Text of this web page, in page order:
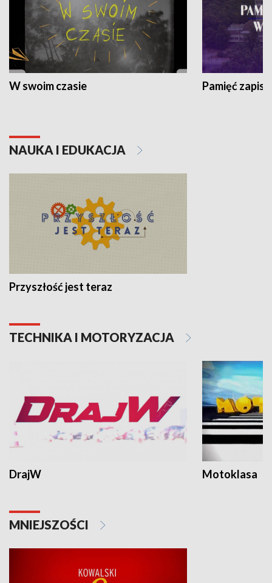
W swoim czasie Pamięć
NAUKA I EDUKACJA
Przyszłość jest teraz
TECHNIKA I MOTORYZACJA
DrajW Motoklasa
MNIEJSZOŚCI